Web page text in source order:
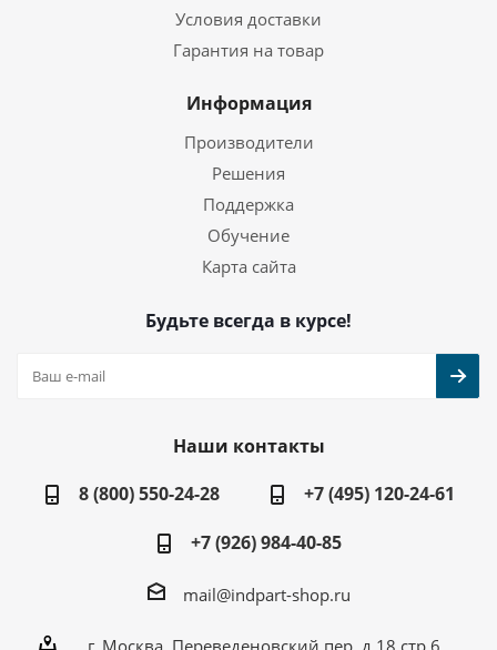
Условия доставки
Гарантия на товар
Информация
Производители
Решения
Поддержка
Обучение
Карта сайта
Будьте всегда в курсе!
Наши контакты
8 (800) 550-24-28
+7 (495) 120-24-61
+7 (926) 984-40-85
mail@indpart-shop.ru
г. Москва, Переведеновский пер, д.18 стр.6,